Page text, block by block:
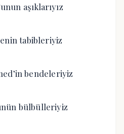
aşıklarıyız
tabibleriyiz
bendeleriyiz
bülbülleriyiz